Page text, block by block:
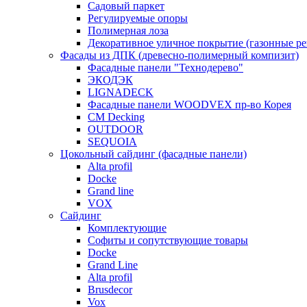
Садовый паркет
Регулируемые опоры
Полимерная лоза
Декоративное уличное покрытие (газонные
Фасады из ДПК (древесно-полимерный компизит)
Фасадные панели "Технодерево"
ЭКОДЭК
LIGNADECK
Фасадные панели WOODVEX пр-во Корея
CM Decking
OUTDOOR
SEQUOIA
Цокольный сайдинг (фасадные панели)
Alta profil
Docke
Grand line
VOX
Сайдинг
Комплектующие
Софиты и сопутствующие товары
Docke
Grand Line
Alta profil
Brusdecor
Vox